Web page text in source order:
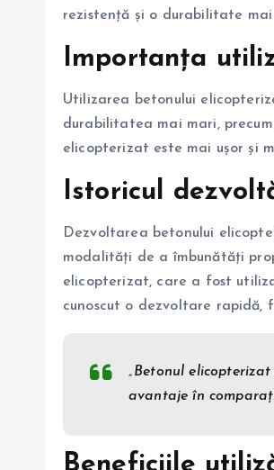
rezistență și o durabilitate
Importanța
Utilizarea betonului
durabilitatea mai mari,
elicopterizat este mai ușor și
Istoricul
Dezvoltarea betonului
modalități de a îmbunătăți
elicopterizat, care a fost
cunoscut o dezvoltare
„Betonul
avantaje în